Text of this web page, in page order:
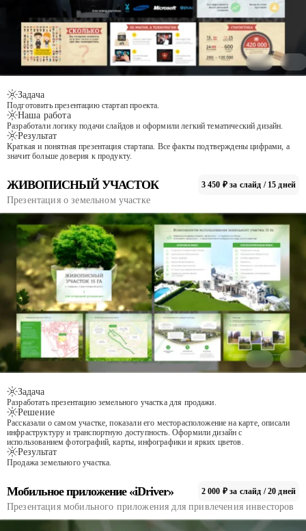
Задача
Подготовить презентацию стартап проекта.
Наша работа
Разработали логику подачи слайдов и оформили легкий тематический дизайн.
Результат
Краткая и понятная презентация стартапа. Все факты подтверждены цифрами, а
значит больше доверия к продукту.
ЖИВОПИСНЫЙ УЧАСТОК 3 450 ₽ за слайд / 15 дней
Презентация о земельном участке
Задача
Разработать презентацию земельного участка для продажи.
Решение
Рассказали о самом участке, показали его месторасположение на карте, описали
инфраструктуру и транспортную доступность. Оформили дизайн с
использованием фотографий, карты, инфографики и ярких цветов.
Результат
Продажа земельного участка.
Мобильное приложение «iDriver» 2 000 ₽ за слайд / 20 дней
Презентация мобильного приложения для привлечения инвесторов